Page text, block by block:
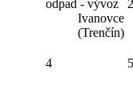
odpad - vývoz
Ivanovce
(Trenčín)
4
5